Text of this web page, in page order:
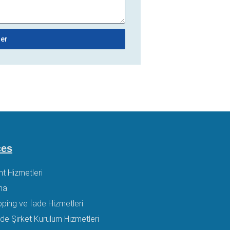
Hizmetleri
ve İade Hizmetleri
Şirket Kurulum Hizmetleri